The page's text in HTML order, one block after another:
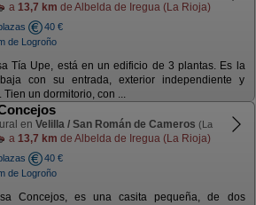
a 13,7 km de Albelda de Iregua (La Rioja)
40 €
de Logroño
Tía Upe, está en un edificio de 3 plantas. Es la
con su entrada, exterior independiente y
Tien un dormitorio, con ...
en Velilla / San Román de Cameros (La
a 13,7 km de Albelda de Iregua (La Rioja)
40 €
de Logroño
Concejos, es una casita pequeña, de dos